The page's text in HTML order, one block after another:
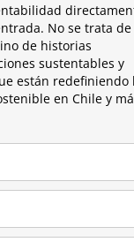
No se trata de
de historias
sustentables y
están redefiniendo
en Chile y